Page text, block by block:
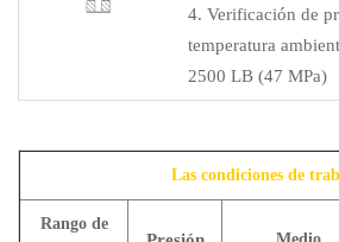
4. Verificación de
temperatura
2500 LB (47 MPa)
Las condiciones de
Rango de